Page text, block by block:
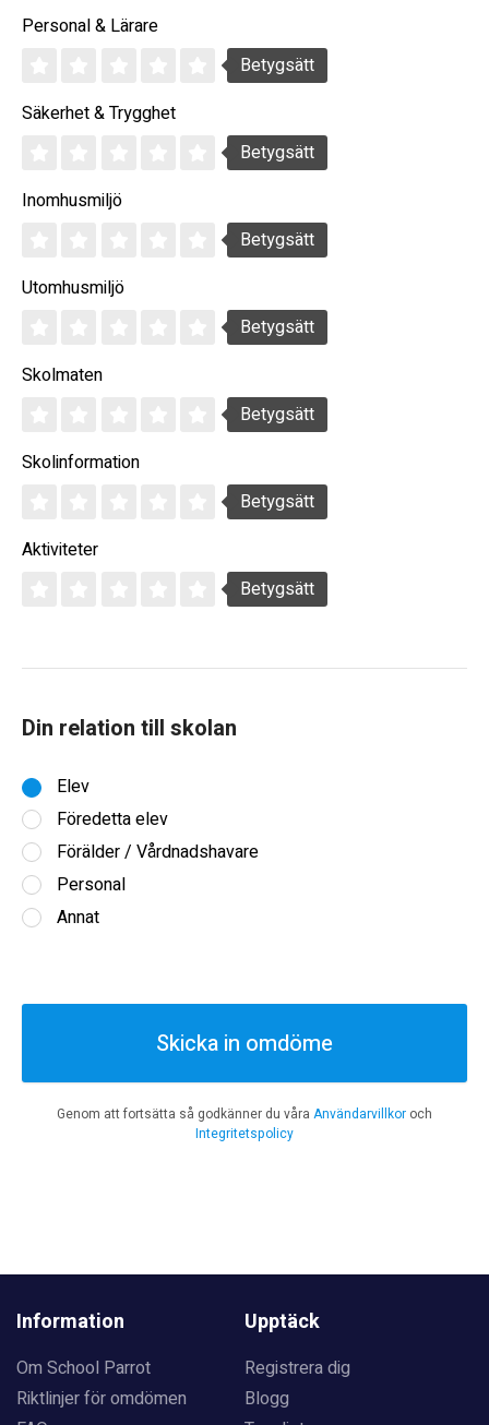
Personal & Lärare
Betygsätt
Säkerhet & Trygghet
Betygsätt
Inomhusmiljö
Betygsätt
Utomhusmiljö
Betygsätt
Skolmaten
Betygsätt
Skolinformation
Betygsätt
Aktiviteter
Betygsätt
Din relation till skolan
Elev
Föredetta elev
Förälder / Vårdnadshavare
Personal
Annat
Skicka in omdöme
Genom att fortsätta så godkänner du våra Användarvillkor och
Integritetspolicy
Information
Om School Parrot
Riktlinjer för omdömen
Upptäck
Registrera dig
Blogg